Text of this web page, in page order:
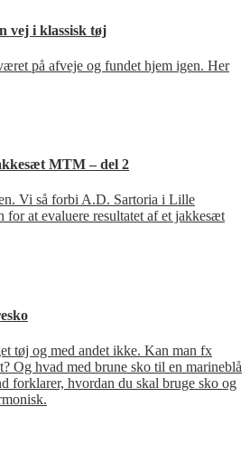
vej i klassisk tøj
på afveje og fundet hjem igen. Her
MTM – del 2
Vi så forbi A.D. Sartoria i Lille
for at evaluere resultatet af et jakkesæt
tøj og med andet ikke. Kan man fx
Og hvad med brune sko til en marineblå
forklarer, hvordan du skal bruge sko og